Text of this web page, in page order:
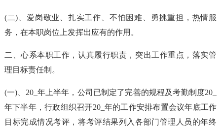
(二)、爱岗敬业、扎实工作、不怕困难、勇挑重担，热情服
务，在本职岗位上发挥出应有的作用。
二、心系本职工作，认真履行职责，突出工作重点，落实管
理目标责任制。
(一)、20_年上半年，公司已制定了完善的规程及考勤制度20_
年下半年，行政组织召开20_年的工作安排布置会议年底工作
目标完成情况考评，将考评结果列入各部门管理人员的年终